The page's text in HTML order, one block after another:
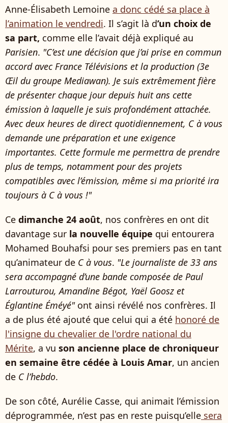
Anne-Élisabeth Lemoine a donc cédé sa place à
l’animation le vendredi. Il s’agit là d’un choix de
sa part, comme elle l’avait déjà expliqué au
Parisien. "C’est une décision que j’ai prise en commun
accord avec France Télévisions et la production (3e
Œil du groupe Mediawan). Je suis extrêmement fière
de présenter chaque jour depuis huit ans cette
émission à laquelle je suis profondément attachée.
Avec deux heures de direct quotidiennement, C à vous
demande une préparation et une exigence
importantes. Cette formule me permettra de prendre
plus de temps, notamment pour des projets
compatibles avec l’émission, même si ma priorité ira
toujours à C à vous !"
Ce dimanche 24 août, nos confrères en ont dit
davantage sur la nouvelle équipe qui entourera
Mohamed Bouhafsi pour ses premiers pas en tant
qu’animateur de C à vous. "Le journaliste de 33 ans
sera accompagné d’une bande composée de Paul
Larrouturou, Amandine Bégot, Yaël Goosz et
Églantine Éméyé"ont ainsi révélé nos confrères. Il
a de plus été ajouté que celui qui a été honoré de
l'insigne du chevalier de l'ordre national du
Mérite, a vu son ancienne place de chroniqueur
en semaine être cédée à Louis Amar, un ancien
de C l’hebdo.
De son côté, Aurélie Casse, qui animait l’émission
déprogrammée, n’est pas en reste puisqu’elle sera